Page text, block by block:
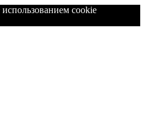
cookie